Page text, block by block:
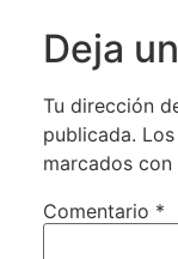
Deja
Tu dirección
publicada.
marcados con
Comentario *